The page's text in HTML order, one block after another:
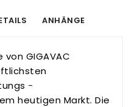
ANHÄNGE
GIGAVAC
-
heutigen Markt. Die